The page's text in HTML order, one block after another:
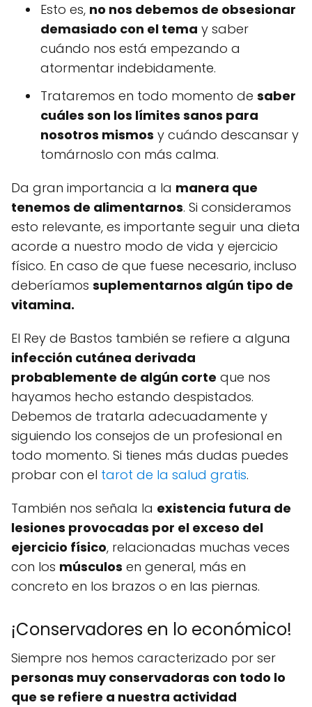
Esto es, no nos debemos de obsesionar
demasiado con el tema y saber
cuándo nos está empezando a
atormentar indebidamente.
Trataremos en todo momento de saber
cuáles son los límites sanos para
nosotros mismos y cuándo descansar y
tomárnoslo con más calma.
Da gran importancia a la manera que
tenemos de alimentarnos. Si consideramos
esto relevante, es importante seguir una dieta
acorde a nuestro modo de vida y ejercicio
físico. En caso de que fuese necesario, incluso
deberíamos suplementarnos algún tipo de
vitamina.
El Rey de Bastos también se refiere a alguna
infección cutánea derivada
probablemente de algún corte que nos
hayamos hecho estando despistados.
Debemos de tratarla adecuadamente y
siguiendo los consejos de un profesional en
todo momento. Si tienes más dudas puedes
probar con el tarot de la salud gratis.
También nos señala la existencia futura de
lesiones provocadas por el exceso del
ejercicio físico, relacionadas muchas veces
con los músculos en general, más en
concreto en los brazos o en las piernas.
¡Conservadores en lo económico!
Siempre nos hemos caracterizado por ser
personas muy conservadoras con todo lo
que se refiere a nuestra actividad